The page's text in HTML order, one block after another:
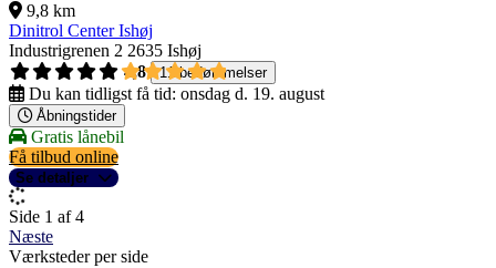
9,8 km
Dinitrol Center Ishøj
Industrigrenen 2 2635 Ishøj
4,8
11 bedømmelser
Du kan tidligst få tid: onsdag d. 19. august
Åbningstider
Gratis lånebil
Få tilbud online
Se detaljer
Side 1 af 4
Næste
Værksteder per side